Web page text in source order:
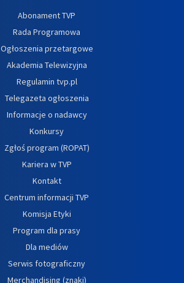
Abonament TVP
Rada Programowa
Ogłoszenia przetargowe
Akademia Telewizyjna
Regulamin tvp.pl
Telegazeta ogłoszenia
Informacje o nadawcy
Konkursy
Zgłoś program (ROPAT)
Kariera w TVP
Kontakt
Centrum informacji TVP
Komisja Etyki
Program dla prasy
Dla mediów
Serwis fotograficzny
Merchandising (znaki)